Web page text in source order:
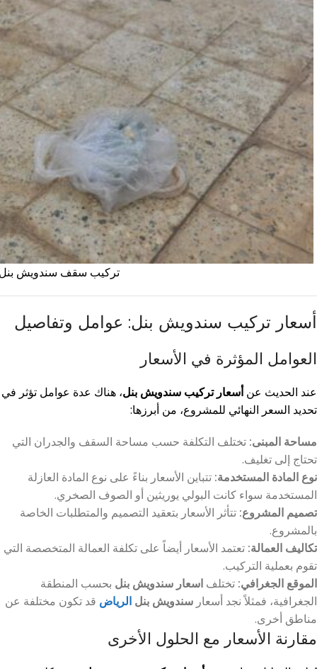
تركيب سقف سندويش
أسعار تركيب سندويش بنل: عوامل وتفاصيل
العوامل المؤثرة في الأسعار
عند الحديث عنأسعار تركيب سندويش بنل، هناك عدة عوامل تؤثر في
تحديد السعر النهائي للمشروع، من أبرزها:
مساحة المبنى: تختلف التكلفة حسب مساحة السقف والجدران التي
تحتاج إلى تغليف.
نوع المادة المستخدمة: تتباين الأسعار بناءً على نوع المادة العازلة
المستخدمة سواء كانت البولي يوريثين أو الصوف الصخري.
تصميم المشروع: تتأثر الأسعار بتعقيد التصميم والمتطلبات الخاصة
بالمشروع.
تكاليف العمالة: تعتمد الأسعار أيضاً على تكلفة العمالة المتخصصة التي
تقوم بعملية التركيب.
الموقع الجغرافي: تختلف اسعار سندويش بنل بحسب المنطقة
الجغرافية، فمثلاً نجد أسعار سندويش بنل الرياض قد تكون مختلفة عن
مناطق أخرى.
مقارنة الأسعار مع الحلول الأخرى